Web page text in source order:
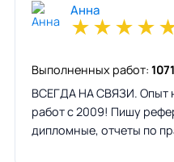
Анна
★★★★
Выполненных работ: 1071
ВСЕГДА НА СВЯЗИ. Опыт
работ с 2009! Пишу
дипломные, отчеты по